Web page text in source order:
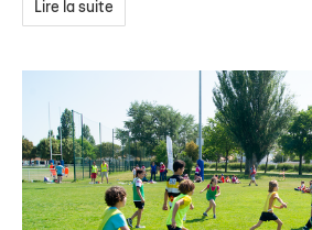
Lire la suite